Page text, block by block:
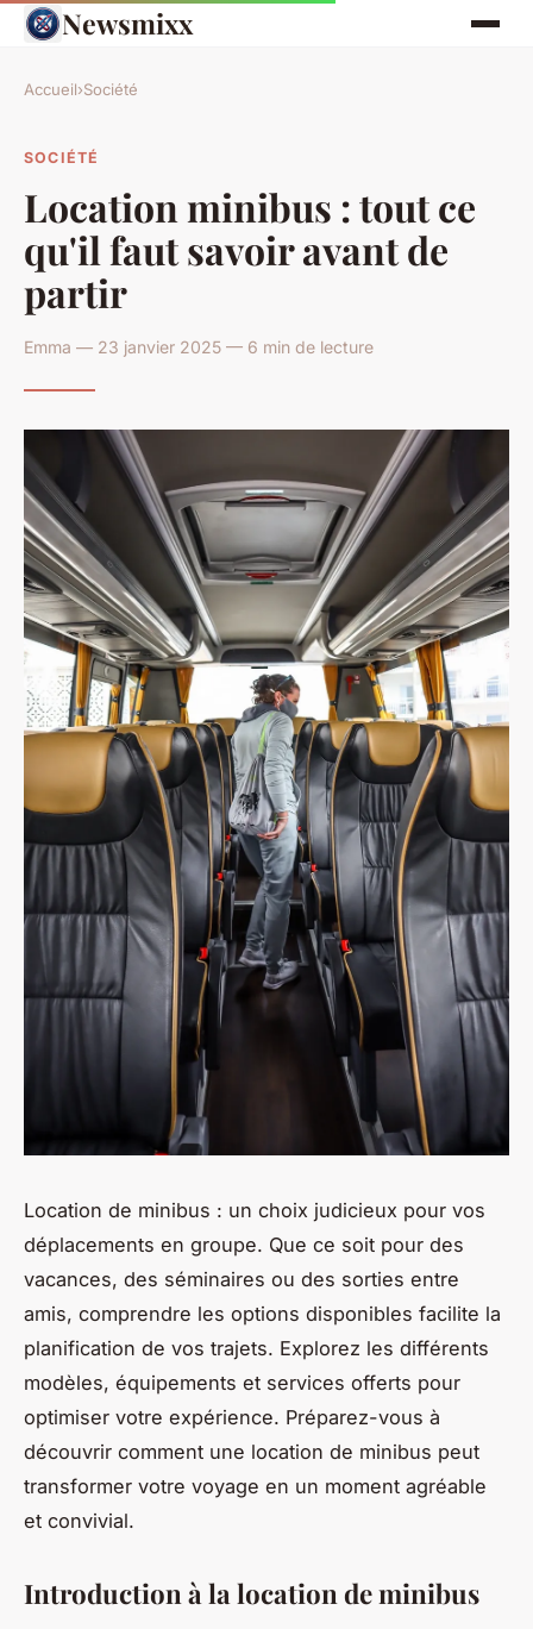
Newsmixx
Accueil›Société
SOCIÉTÉ
Location minibus : tout ce
qu'il faut savoir avant de
partir
Emma — 23 janvier 2025 — 6 min de lecture
Location de minibus : un choix judicieux pour vos
déplacements en groupe. Que ce soit pour des
vacances, des séminaires ou des sorties entre
amis, comprendre les options disponibles facilite la
planification de vos trajets. Explorez les différents
modèles, équipements et services offerts pour
optimiser votre expérience. Préparez-vous à
découvrir comment une location de minibus peut
transformer votre voyage en un moment agréable
et convivial.
Introduction à la location de minibus